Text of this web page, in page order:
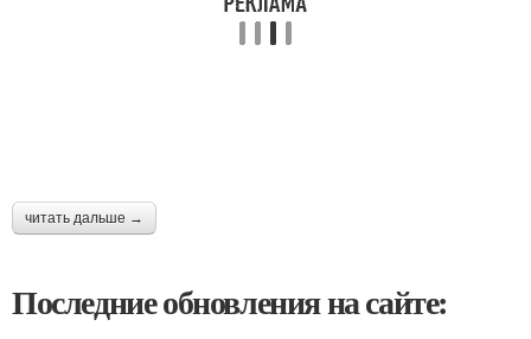
читать дальше →
Последние обновления на сайте: